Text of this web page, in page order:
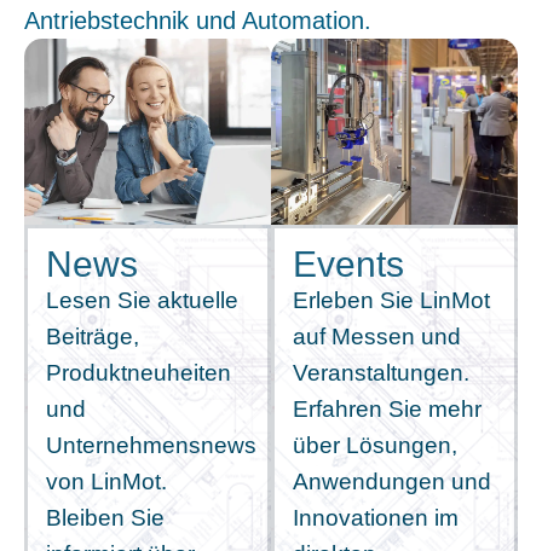
Antriebstechnik und Automation.
News
Lesen Sie aktuelle
Beiträge,
Produktneuheiten
und
Unternehmensnews
von LinMot.
Bleiben Sie
Events
Erleben Sie LinMot
auf Messen und
Veranstaltungen.
Erfahren Sie mehr
über Lösungen,
Anwendungen und
Innovationen im